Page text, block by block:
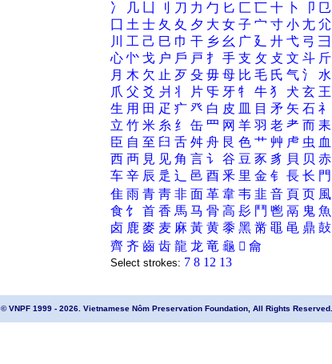
冫
几 刂 刀 力 勹 匕 匚 匸 十 卜 卩 㔾
囗 土 士 夂 夊 夕 大 女 子 宀 寸 小 尢 尣
川
工 己 巳 巾 干 乡 幺 广 廴 廾 弋 弓 彐
心 㣺 戈 户 戶 戸 扌 手 支 攵 攴 文 斗 斤
月 木 欠 止 歹 殳 毋 母 比 毛 氏 气 氵 水
爪 父 爻 爿 丬 片 㸦 牙 牜 牛 犭 犬 玄 王
生 用 田 疋 疒 癶 白 皮 皿 目 矛 矢 石 礻
立 竹 米 糸 纟 缶 罒 网 羊 羽 老 耂 而 耒
臣 自 至 臼 舌 舛 舟 艮 色 艹 艸 虍 虫 血
西 襾 見 见 角 言 讠 谷 豆 豕 豸 貝 贝 赤
车 辛 辰 辵 辶 邑 酉 釆 里 金 钅 長 长 門
隹 雨 青 靑 非 面 革 韋 韦 韭 音 頁 页 風
食 饣 首 香 馬 马 骨 高 髟 鬥 鬯 鬲 鬼 魚
卤 鹿 麥 麦 麻 黃 黄 黍 黑 黹 黽 黾 鼎 鼔
齊 齐 齒 齿 龍 龙 竜 龜 𬺞 龠
Select strokes: 7 8 12 13
© VNPF 1999 - 2026. Vietnamese Nôm Preservation Foundation, All Rights Reserved.